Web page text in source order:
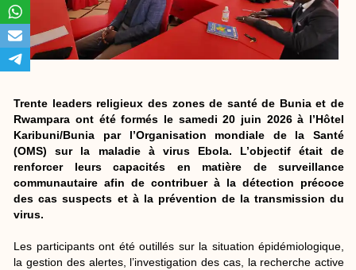
Trente leaders religieux des zones de santé de Bunia et de
Rwampara ont été formés le samedi 20 juin 2026 à l’Hôtel
Karibuni/Bunia par l’Organisation mondiale de la Santé
(OMS) sur la maladie à virus Ebola. L’objectif était de
renforcer leurs capacités en matière de surveillance
communautaire afin de contribuer à la détection précoce
des cas suspects et à la prévention de la transmission du
virus.
Les participants ont été outillés sur la situation épidémiologique,
la gestion des alertes, l’investigation des cas, la recherche active